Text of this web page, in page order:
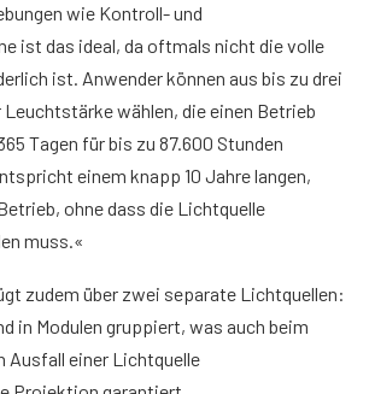
wie Kontroll- und
ist das ideal, da oftmals nicht die volle
ist. Anwender können aus bis zu drei
wählen, die einen Betrieb
Tagen für bis zu 87.600 Stunden
einem knapp 10 Jahre langen,
ohne dass die Lichtquelle
muss.«
zudem über zwei separate Lichtquellen:
in Modulen gruppiert, was auch beim
Ausfall einer Lichtquelle